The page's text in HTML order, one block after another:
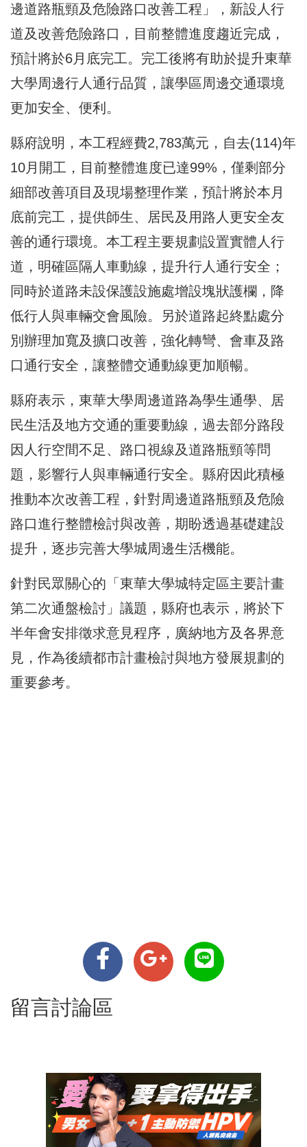
邊道路瓶頸及危險路口改善工程」，新設人行
道及改善危險路口，目前整體進度趨近完成，
預計將於6月底完工。完工後將有助於提升東華
大學周邊行人通行品質，讓學區周邊交通環境
更加安全、便利。
縣府說明，本工程經費2,783萬元，自去(114)年
10月開工，目前整體進度已達99%，僅剩部分
細部改善項目及現場整理作業，預計將於本月
底前完工，提供師生、居民及用路人更安全友
善的通行環境。本工程主要規劃設置實體人行
道，明確區隔人車動線，提升行人通行安全；
同時於道路未設保護設施處增設塊狀護欄，降
低行人與車輛交會風險。另於道路起終點處分
別辦理加寬及擴口改善，強化轉彎、會車及路
口通行安全，讓整體交通動線更加順暢。
縣府表示，東華大學周邊道路為學生通學、居
民生活及地方交通的重要動線，過去部分路段
因人行空間不足、路口視線及道路瓶頸等問
題，影響行人與車輛通行安全。縣府因此積極
推動本次改善工程，針對周邊道路瓶頸及危險
路口進行整體檢討與改善，期盼透過基礎建設
提升，逐步完善大學城周邊生活機能。
針對民眾關心的「東華大學城特定區主要計畫
第二次通盤檢討」議題，縣府也表示，將於下
半年會安排徵求意見程序，廣納地方及各界意
見，作為後續都市計畫檢討與地方發展規劃的
重要參考。
留言討論區